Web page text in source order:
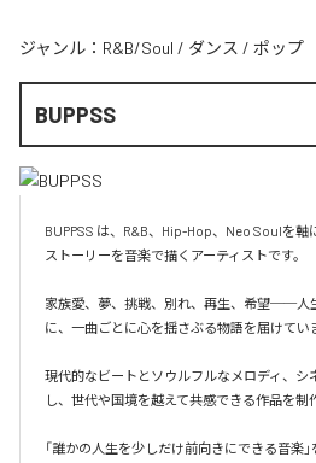
ジャンル： R&B/Soul / ダンス / ポップ
BUPPSS
BUPPSS は、R&B、Hip-Hop、Neo Soulを軸
ストーリーを音楽で描くアーティストです。
家族愛、夢、挑戦、別れ、再生、希望──人
に、一曲ごとに心を揺さぶる物語を届けてい
現代的なビートとソウルフルなメロディ、シ
し、世代や国境を越えて共感できる作品を制
「誰かの人生を少しだけ前向きにできる音楽